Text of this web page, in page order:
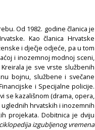
Od 1982. godine članica je
Kao članica Hrvatske
i dječje odjeće, pa u tom
i inozemnoj modnoj sceni,
je sve vrste službenih
bojnu, službene i svečane
i Specijalne policije.
se kazališnom (drama, opera,
hrvatskih i inozemnih
projekata. Dobitnica je dviju
izgubljenog vremena